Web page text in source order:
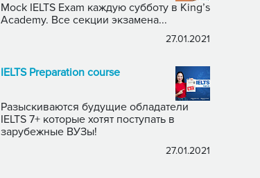
Mock IELTS Exam каждую субботу в King’s
Academy. Все секции экзамена...
27.01.2021
IELTS Preparation course
Разыскиваются будущие обладатели
IELTS 7+ которые хотят поступать в
зарубежные ВУЗы!
27.01.2021